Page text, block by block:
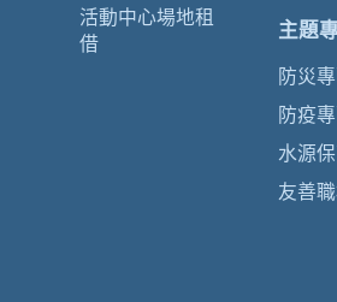
活動中心場地租
借
主題
防災
防疫
水源
友善